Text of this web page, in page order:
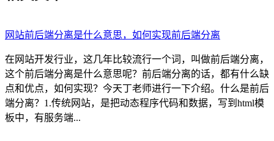
网站前后端分离是什么意思，如何实现前后端分离
在网站开发行业，这几年比较流行一个词，叫做前后端分离，
这个前后端分离是什么意思呢？前后端分离的话，都有什么缺
点和优点，如何实现？今天丁老师进行一下介绍。什么是前后
端分离？1.传统网站，是把动态程序代码和数据，写到html模
板中，有服务端...